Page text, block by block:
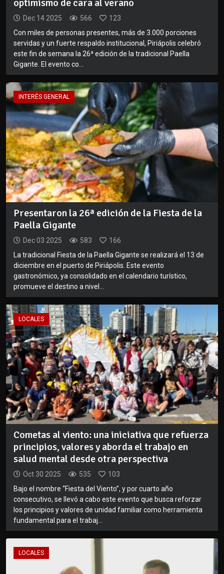
optimismo de cara al verano
Dec 14 2025 566
123
Con miles de personas presentes, más de 3.000 porciones
servidas y un fuerte respaldo institucional, Piriápolis celebró
este fin de semana la 26ª edición de la tradicional Paella
Gigante. El evento co...
INTERÉS GENERAL
Presentaron la 26ª edición de la Fiesta de la
Paella Gigante
Dec 03 2025 583
166
La tradicional Fiesta de la Paella Gigante se realizará el 13 de
diciembre en el puerto de Piriápolis. Este evento
gastronómico, ya consolidado en el calendario turístico,
promueve el destino a nivel...
LOCALES
Cometas al viento: una iniciativa que refuerza
principios, valores y aborda el trabajo en
salud mental desde otra perspectiva
Oct 30 2025 535
103
Bajo el nombre “Fiesta del Viento”, y por cuarto año
consecutivo, se llevó a cabo este evento que busca reforzar
los principios y valores de unidad familiar como herramienta
fundamental para el trabaj...
LOCALES